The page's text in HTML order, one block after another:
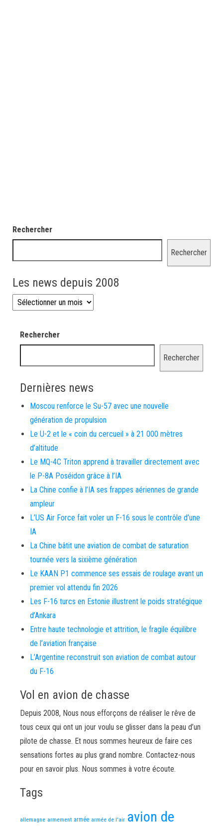
Rechercher
Rechercher
Les news depuis 2008
Les news depuis 2008
Rechercher
Rechercher
Dernières news
Moscou renforce le Su-57 avec une nouvelle
génération de propulsion
Le U-2 et le « coin du cercueil » à 21 000 mètres
d’altitude
Le MQ-4C Triton apprend à travailler directement avec
le P-8A Poséidon grâce à l’IA
La Chine confie à l’IA ses frappes aériennes de grande
ampleur
L’US Air Force fait voler un F-16 sous le contrôle d’une
IA
La Chine bâtit une aviation de combat de saturation
tournée vers la sixième génération
Le KAAN P1 commence ses essais de roulage avant un
premier vol attendu fin 2026
Les F-16 turcs en Estonie illustrent le poids stratégique
d’Ankara
Entre haute technologie et attrition, le fragile équilibre
de l’aviation française
L’Argentine reconstruit son aviation de combat autour
du F-16
Vol en avion de chasse
Depuis 2008, Nous nous efforçons de réaliser le rêve de
tous ceux qui ont un jour voulu se glisser dans la peau d’un
pilote de chasse. Et nous sommes heureux de faire ces
sensations fortes au plus grand nombre. Contactez-nous
pour en savoir plus. Nous sommes à votre écoute.
Tags
allemagne armement armée armée de l'air avion de